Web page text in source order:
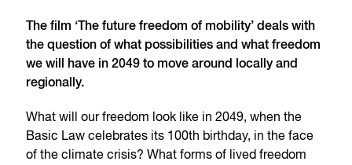
The film ‘The future freedom of mobility’ deals with
the question of what possibilities and what freedom
we will have in 2049 to move around locally and
regionally.
What will our freedom look like in 2049, when the
Basic Law celebrates its 100th birthday, in the face
of the climate crisis? What forms of lived freedom